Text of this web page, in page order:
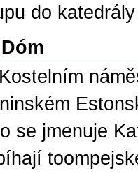
do
se jmenuje